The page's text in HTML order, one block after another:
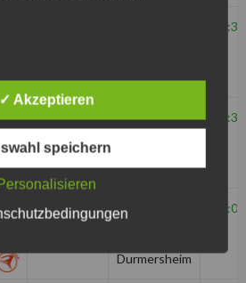
Durmersheim
17:30
5 - 3
MSC
Durmersheim
17:30
8 - 0
Durmersheim
15:00
✓ Akzeptieren
speichern